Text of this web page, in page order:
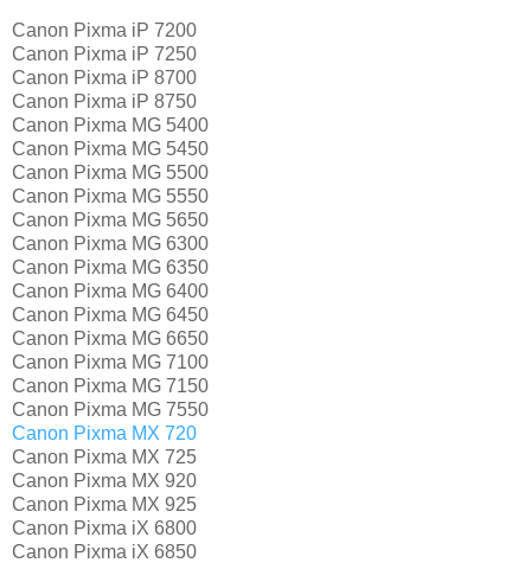
Canon Pixma iP 7200
Canon Pixma iP 7250
Canon Pixma iP 8700
Canon Pixma iP 8750
Canon Pixma MG 5400
Canon Pixma MG 5450
Canon Pixma MG 5500
Canon Pixma MG 5550
Canon Pixma MG 5650
Canon Pixma MG 6300
Canon Pixma MG 6350
Canon Pixma MG 6400
Canon Pixma MG 6450
Canon Pixma MG 6650
Canon Pixma MG 7100
Canon Pixma MG 7150
Canon Pixma MG 7550
Canon Pixma MX 720
Canon Pixma MX 725
Canon Pixma MX 920
Canon Pixma MX 925
Canon Pixma iX 6800
Canon Pixma iX 6850